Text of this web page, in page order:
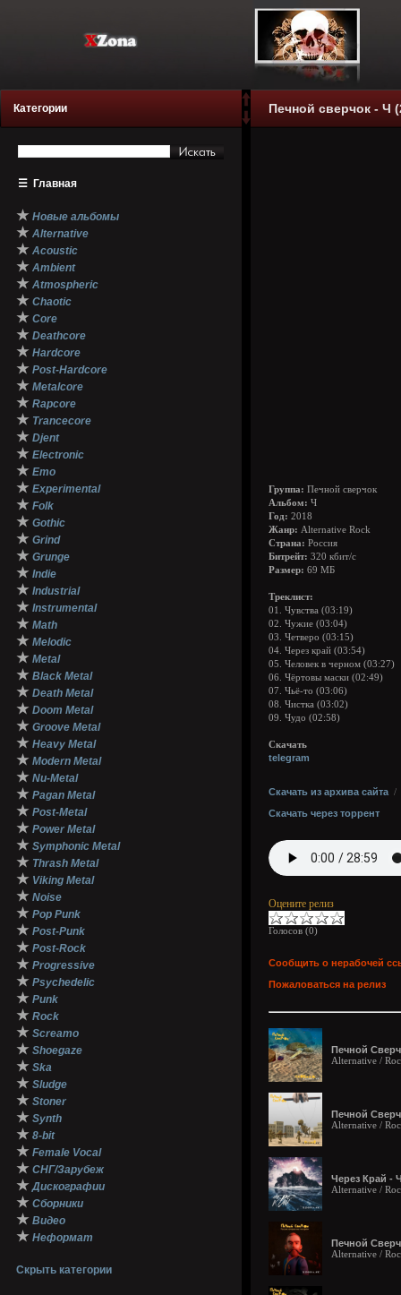
Категории
☰ Главная
★ Новые альбомы
★ Alternative
★ Acoustic
★ Ambient
★ Atmospheric
★ Chaotic
★ Core
★ Deathcore
★ Hardcore
★ Post-Hardcore
★ Metalcore
★ Rapcore
★ Trancecore
★ Djent
★ Electronic
★ Emo
★ Experimental
★ Folk
★ Gothic
★ Grind
★ Grunge
★ Indie
★ Industrial
★ Instrumental
★ Math
★ Melodic
★ Metal
★ Black Metal
★ Death Metal
★ Doom Metal
★ Groove Metal
★ Heavy Metal
★ Modern Metal
★ Nu-Metal
★ Pagan Metal
★ Post-Metal
★ Power Metal
★ Symphonic Metal
★ Thrash Metal
★ Viking Metal
★ Noise
★ Pop Punk
★ Post-Punk
★ Post-Rock
★ Progressive
★ Psychedelic
★ Punk
★ Rock
★ Screamo
★ Shoegaze
★ Ska
★ Sludge
★ Stoner
★ Synth
★ 8-bit
★ Female Vocal
★ СНГ/Зарубеж
★ Дискографии
★ Сборники
★ Видео
★ Неформат
Скрыть категории
Печной сверчок - Ч
Группа: Печной сверчок
Альбом: Ч
Год: 2018
Жанр: Alternative Rock
Страна: Россия
Битрейт: 320 кбит/с
Размер: 69 МБ
Треклист:
01. Чувства (03:19)
02. Чужие (03:04)
03. Четверо (03:15)
04. Через край (03:54)
05. Человек в черном (03:27)
06. Чёртовы маски (02:49)
07. Чьё-то (03:06)
08. Чистка (03:02)
09. Чудо (02:58)
Скачать
telegram
Скачать из архива сайта /
Скачать через торрент
Оцените релиз
Голосов (0)
Сообщить о нерабочей
Пожаловаться на релиз
Печной
Alternative /
Печной
Alternative /
Через Край -
Alternative /
Печной
Alternative /